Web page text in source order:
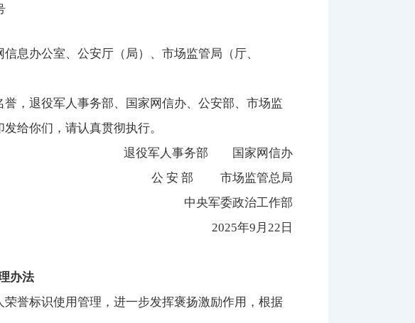
息办公室、公安厅（局）、市场监管局（厅、
，退役军人事务部、国家网信办、公安部、市场监
给你们，请认真贯彻执行。
退役军人事务部 国家网信办
公 安 部 市场监管总局
中央军委政治工作部
2025年9月22日
办法
标识使用管理，进一步发挥褒扬激励作用，根据